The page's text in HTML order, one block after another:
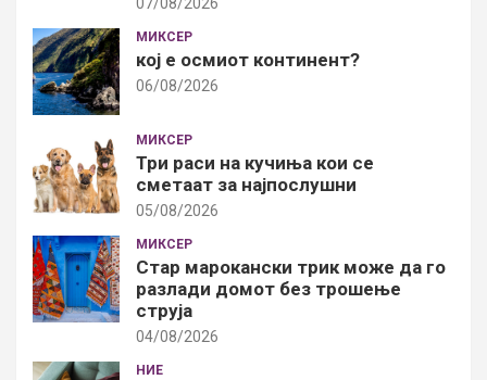
МИКСЕР
кој е осмиот континент?
06/08/2026
МИКСЕР
Три раси на кучиња кои се
сметаат за најпослушни
05/08/2026
МИКСЕР
Стар марокански трик може да го
разлади домот без трошење
струја
04/08/2026
НИЕ